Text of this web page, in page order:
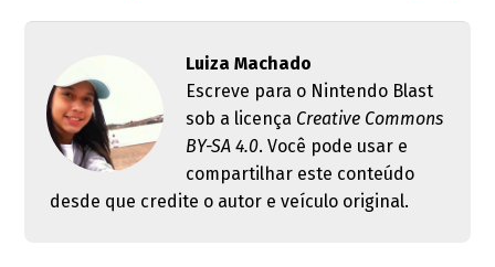
Luiza Machado
Escreve para o Nintendo Blast
sob a licença Creative Commons
BY-SA 4.0. Você pode usar e
compartilhar este conteúdo
desde que credite o autor e veículo original.